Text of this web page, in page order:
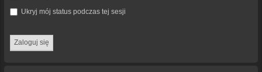
Ukryj mój status podczas tej sesji